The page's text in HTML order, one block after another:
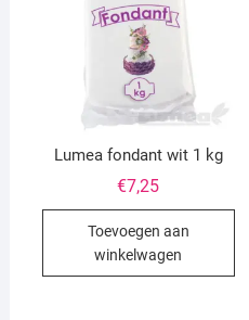
Lumea fondant wit 1 kg
€7,25
Toevoegen aan
winkelwagen